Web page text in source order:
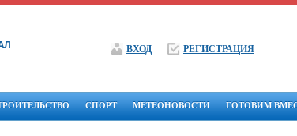
ВХОД РЕГИСТРАЦИЯ
СПОРТ МЕТЕОНОВОСТИ ГОТОВИМ